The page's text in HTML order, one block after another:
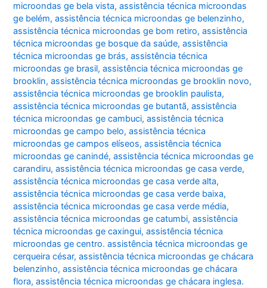
microondas ge bela vista,assistência técnica microondas
ge belém,assistência técnica microondas ge belenzinho,
assistência técnica microondas ge bom retiro,assistência
técnica microondas ge bosque da saúde,assistência
técnica microondas ge brás,assistência técnica
microondas ge brasil,assistência técnica microondas ge
brooklin,assistência técnica microondas ge brooklin novo,
assistência técnica microondas ge brooklin paulista,
assistência técnica microondas ge butantã,assistência
técnica microondas ge cambuci,assistência técnica
microondas ge campo belo,assistência técnica
microondas ge campos elíseos,assistência técnica
microondas ge canindé,assistência técnica microondas ge
carandiru,assistência técnica microondas ge casa verde,
assistência técnica microondas ge casa verde alta,
assistência técnica microondas ge casa verde baixa,
assistência técnica microondas ge casa verde média,
assistência técnica microondas ge catumbi,assistência
técnica microondas ge caxingui,assistência técnica
microondas ge centro. assistência técnica microondas ge
cerqueira césar,assistência técnica microondas ge chácara
belenzinho,assistência técnica microondas ge chácara
flora,assistência técnica microondas ge chácara inglesa.